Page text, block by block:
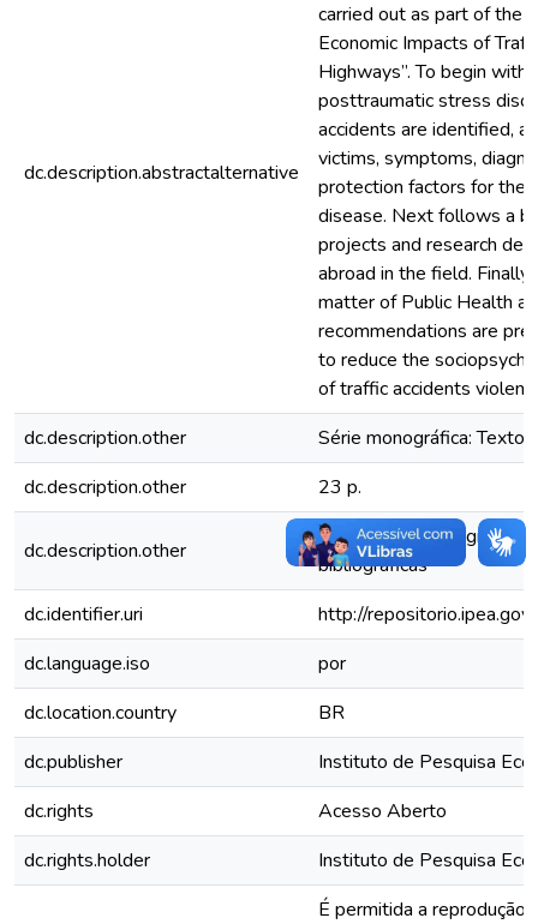
dc.description.abstractalternative
carried out as part of the
Economic Impacts of
Highways”. To begin
posttraumatic stress
accidents are identified,
victims, symptoms,
protection factors for the
disease. Next follows a
projects and research
abroad in the field.
matter of Public Health
recommendations are
to reduce the
of traffic accidents
dc.description.other
Série monográfica: Texto
dc.description.other
23 p.
dc.description.other
Referências bibliográfica:
bibliográficas
dc.identifier.uri
http://
dc.language.iso
por
dc.location.country
BR
dc.publisher
Instituto de Pesquisa
dc.rights
Acesso Aberto
dc.rights.holder
Instituto de Pesquisa
É permitida a